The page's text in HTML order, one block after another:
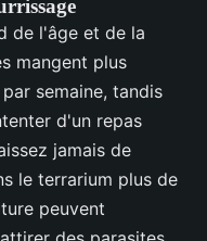
de l'âge et de la
mangent plus
semaine, tandis
d'un repas
jamais de
le terrarium plus de
peuvent